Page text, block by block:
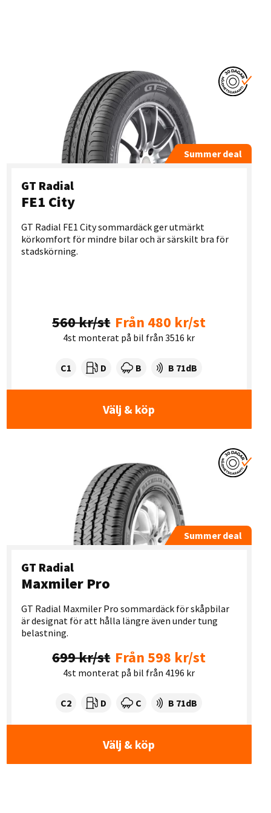
Summer deal
GT Radial
FE1 City
GT Radial FE1 City sommardäck ger utmärkt
körkomfort för mindre bilar och är särskilt bra för
stadskörning.
560 kr/st Från 480 kr/st
4st monterat på bil från 3516 kr
Tyre class:
C1 Rullmotstånd:
D Våtgrepp:
B Ljudnivå dB:
B 71dB
Välj & köp
Summer deal
GT Radial
Maxmiler Pro
GT Radial Maxmiler Pro sommardäck för skåpbilar
är designat för att hålla längre även under tung
belastning.
699 kr/st Från 598 kr/st
4st monterat på bil från 4196 kr
Tyre class:
C2 Rullmotstånd:
D Våtgrepp:
C Ljudnivå dB:
B 71dB
Välj & köp